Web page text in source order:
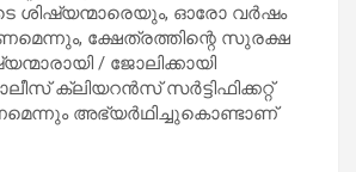
ശിഷ്യന്മാരെയും, ഓരോ വര്‍ഷം
ക്ഷേത്രത്തിന്റെ സുരക്ഷ
/ ജോലിക്കായി
ക്ലിയറന്‍സ് സര്‍ട്ടിഫിക്കറ്റ്
അഭ്യര്‍ഥിച്ചുകൊണ്ടാണ്